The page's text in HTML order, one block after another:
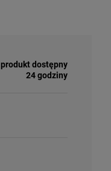
produkt dostępny
24 godziny